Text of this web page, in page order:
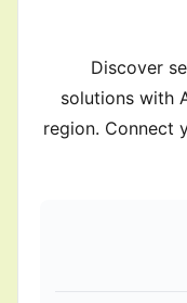
Discover
solutions with
region. Connect